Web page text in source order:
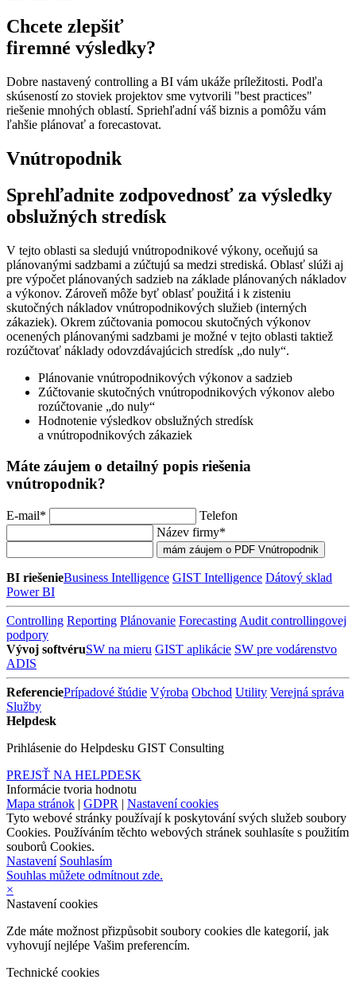
Chcete zlepšiť
firemné výsledky?
Dobre nastavený controlling a BI vám ukáže príležitosti. Podľa
skúseností zo stoviek projektov sme vytvorili "best practices"
riešenie mnohých oblastí. Spriehľadní váš biznis a pomôžu vám
ľahšie plánovať a forecastovat.
Vnútropodnik
Sprehľadnite zodpovednosť za výsledky
obslužných stredísk
V tejto oblasti sa sledujú vnútropodnikové výkony, oceňujú sa
plánovanými sadzbami a zúčtujú sa medzi strediská. Oblasť slúži aj
pre výpočet plánovaných sadzieb na základe plánovaných nákladov
a výkonov. Zároveň môže byť oblasť použitá i k zisteniu
skutočných nákladov vnútropodnikových služieb (interných
zákaziek). Okrem zúčtovania pomocou skutočných výkonov
ocenených plánovanými sadzbami je možné v tejto oblasti taktiež
rozúčtovať náklady odovzdávajúcich stredísk „do nuly“.
Plánovanie vnútropodnikových výkonov a sadzieb
Zúčtovanie skutočných vnútropodnikových výkonov alebo
rozúčtovanie „do nuly“
Hodnotenie výsledkov obslužných stredísk
a vnútropodnikových zákaziek
Máte záujem o detailný popis riešenia
vnútropodnik?
E-mail*
Telefon
Název firmy*
BI riešenieBusiness Intelligence GIST Intelligence Dátový sklad
Power BI
Controlling Reporting Plánovanie Forecasting Audit controllingovej
podpory
Vývoj softvéruSW na mieru GIST aplikácie SW pre vodárenstvo
ADIS
ReferenciePrípadové štúdie Výroba Obchod Utility Verejná správa
Služby
Helpdesk
Prihlásenie do Helpdesku GIST Consulting
PREJSŤ NA HELPDESK
Informácie tvoria hodnotu
Mapa stránok | GDPR | Nastavení cookies
Tyto webové stránky používají k poskytování svých služeb soubory
Cookies. Používáním těchto webových stránek souhlasíte s použitím
souborů Cookies.
Nastavení Souhlasím
Souhlas můžete odmítnout zde.
×
Nastavení cookies
Zde máte možnost přizpůsobit soubory cookies dle kategorií, jak
vyhovují nejlépe Vašim preferencím.
Technické cookies